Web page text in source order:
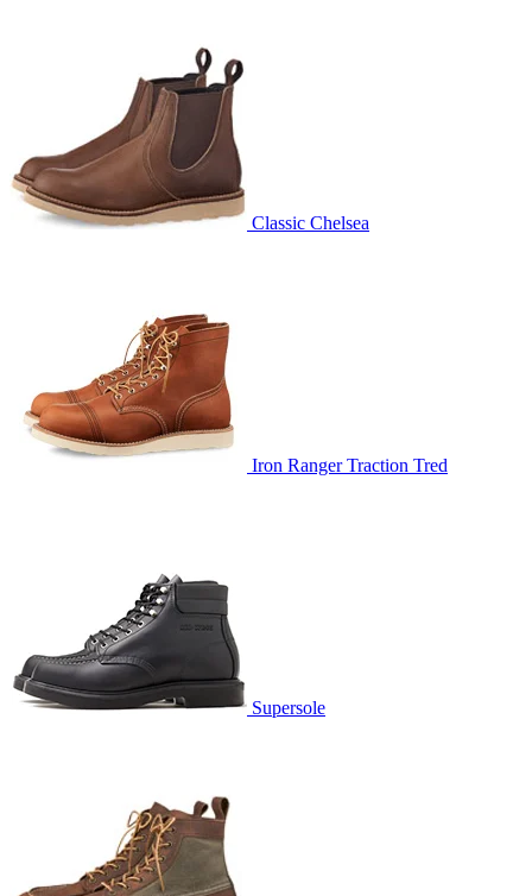
Classic Chelsea
Iron Ranger Traction Tred
Supersole